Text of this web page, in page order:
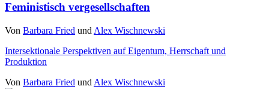
Feministisch vergesellschaften
Von Barbara Fried und Alex Wischnewski
Intersektionale Perspektiven auf Eigentum, Herrschaft und
Produktion
Von Barbara Fried und Alex Wischnewski